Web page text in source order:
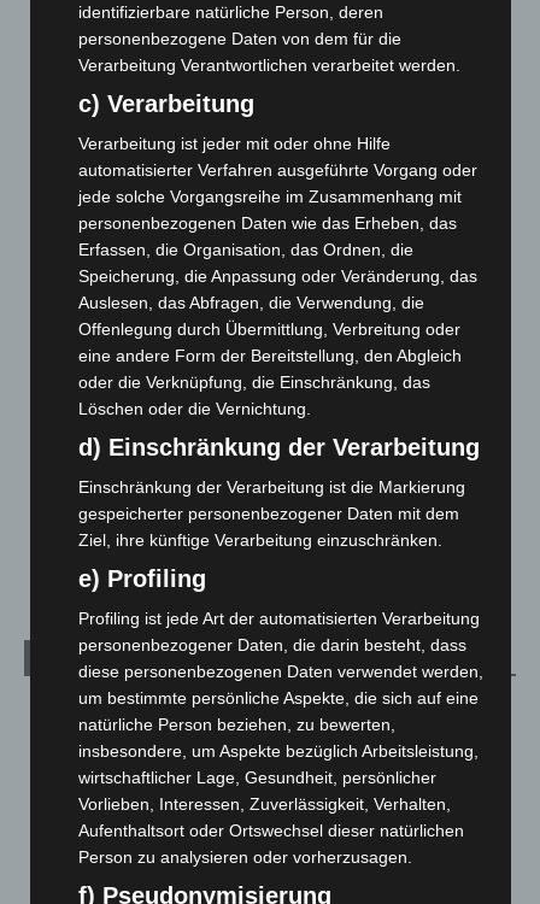
Niedersachsen: Feuerwehrkräfte kehren nach
Waldbrandeinsatz aus Spanien zurück
entdeckt
7. August 2026
Brand im „Haus der Begegnung“ in Neuwarmbüchen schnell
eingedämmt
6. August 2026
Region Hannover: 21 neue Notfallsanitäter starten beim
Roten Kreuz
5. August 2026
Zeugen
5. August 2026
Celle: Mensch stirbt bei Bagger-Unfall auf Baustelle
Kategorien
Blaulicht
2.799
Corona-News
Hannover und Region
Langenhagen und Ortsteile
Leserbriefe
Menschen
identifizierbare natürliche Person, deren
personenbezogene Daten von dem für die
Verarbeitung Verantwortlichen verarbeitet werden.
c) Verarbeitung
Verarbeitung ist jeder mit oder ohne Hilfe
automatisierter Verfahren ausgeführte Vorgang oder
jede solche Vorgangsreihe im Zusammenhang mit
personenbezogenen Daten wie das Erheben, das
Erfassen, die Organisation, das Ordnen, die
Speicherung, die Anpassung oder Veränderung, das
Auslesen, das Abfragen, die Verwendung, die
Offenlegung durch Übermittlung, Verbreitung oder
eine andere Form der Bereitstellung, den Abgleich
oder die Verknüpfung, die Einschränkung, das
Löschen oder die Vernichtung.
d) Einschränkung der Verarbeitung
Einschränkung der Verarbeitung ist die Markierung
gespeicherter personenbezogener Daten mit dem
Ziel, ihre künftige Verarbeitung einzuschränken.
e) Profiling
Profiling ist jede Art der automatisierten Verarbeitung
personenbezogener Daten, die darin besteht, dass
diese personenbezogenen Daten verwendet werden,
um bestimmte persönliche Aspekte, die sich auf eine
natürliche Person beziehen, zu bewerten,
insbesondere, um Aspekte bezüglich Arbeitsleistung,
wirtschaftlicher Lage, Gesundheit, persönlicher
Vorlieben, Interessen, Zuverlässigkeit, Verhalten,
Aufenthaltsort oder Ortswechsel dieser natürlichen
Person zu analysieren oder vorherzusagen.
f) Pseudonymisierung